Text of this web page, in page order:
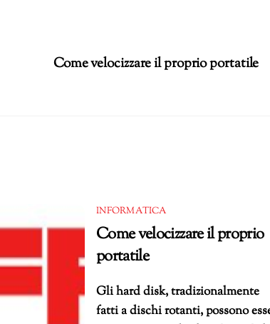
Come velocizzare il proprio portatile
INFORMATICA
Come velocizzare il proprio
portatile
Gli hard disk, tradizionalmente
fatti a dischi rotanti, possono